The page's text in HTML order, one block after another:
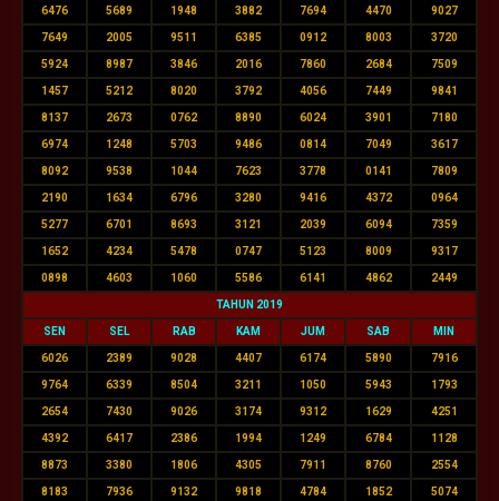
6476 5689 1948 3882 7694 4470 9027
7649 2005 9511 6385 0912 8003 3720
5924 8987 3846 2016 7860 2684 7509
1457 5212 8020 3792 4056 7449 9841
8137 2673 0762 8890 6024 3901 7180
6974 1248 5703 9486 0814 7049 3617
8092 9538 1044 7623 3778 0141 7809
2190 1634 6796 3280 9416 4372 0964
5277 6701 8693 3121 2039 6094 7359
1652 4234 5478 0747 5123 8009 9317
0898 4603 1060 5586 6141 4862 2449
TAHUN 2019
SEN SEL RAB KAM JUM SAB MIN
6026 2389 9028 4407 6174 5890 7916
9764 6339 8504 3211 1050 5943 1793
2654 7430 9026 3174 9312 1629 4251
4392 6417 2386 1994 1249 6784 1128
8873 3380 1806 4305 7911 8760 2554
8183 7936 9132 9818 4784 1852 5074